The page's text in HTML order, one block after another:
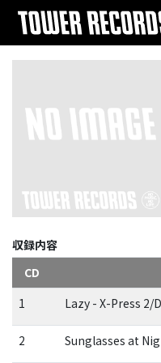
収録内容
CD
1
Lazy - X-Press 2/
2 Sunglasses at